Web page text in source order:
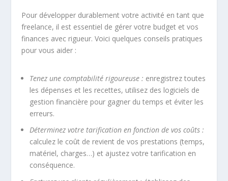
Pour développer durablement votre activité en tant que
freelance, il est essentiel de gérer votre budget et vos
finances avec rigueur. Voici quelques conseils pratiques
pour vous aider :
Tenez une comptabilité rigoureuse : enregistrez toutes
les dépenses et les recettes, utilisez des logiciels de
gestion financière pour gagner du temps et éviter les
erreurs.
Déterminez votre tarification en fonction de vos coûts :
calculez le coût de revient de vos prestations (temps,
matériel, charges…) et ajustez votre tarification en
conséquence.